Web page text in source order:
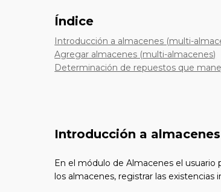
Índice
Introducción a almacenes (multi-
Agregar almacenes (multi-almacenes)
Determinación de repuestos que
Introducción a
En el módulo de Almacenes el usuario
los almacenes, registrar las